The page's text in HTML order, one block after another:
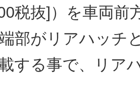
税抜]）を車両前
部がリアハッチ
する事で、リア